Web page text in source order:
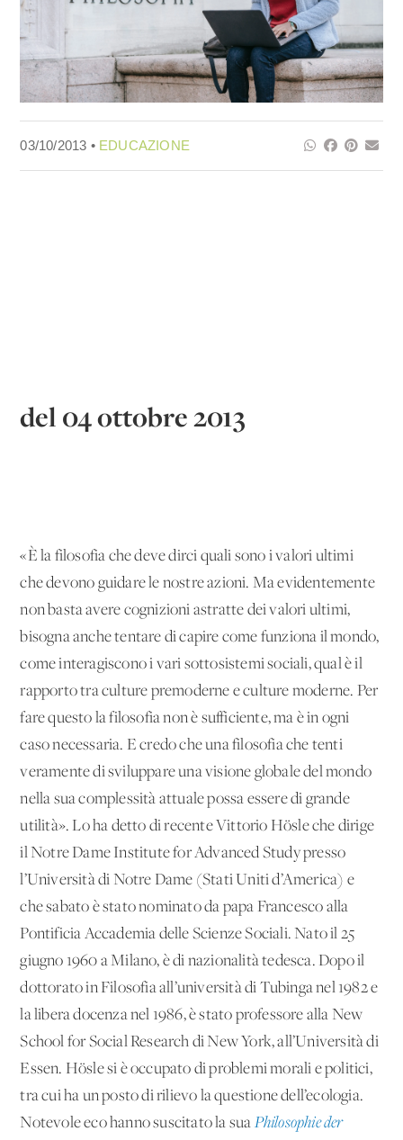
03/10/2013 • EDUCAZIONE
del 04 ottobre 2013
«È la filosofia che deve dirci quali sono i valori ultimi
che devono guidare le nostre azioni. Ma evidentemente
non basta avere cognizioni astratte dei valori ultimi,
bisogna anche tentare di capire come funziona il mondo,
come interagiscono i vari sottosistemi sociali, qual è il
rapporto tra culture premoderne e culture moderne. Per
fare questo la filosofia non è sufficiente, ma è in ogni
caso necessaria. E credo che una filosofia che tenti
veramente di sviluppare una visione globale del mondo
nella sua complessità attuale possa essere di grande
utilità». Lo ha detto di recente Vittorio Hösle che dirige
il Notre Dame Institute for Advanced Study presso
l’Università di Notre Dame (Stati Uniti d’America) e
che sabato è stato nominato da papa Francesco alla
Pontificia Accademia delle Scienze Sociali. Nato il 25
giugno 1960 a Milano, è di nazionalità tedesca. Dopo il
dottorato in Filosofia all’università di Tubinga nel 1982 e
la libera docenza nel 1986, è stato professore alla New
School for Social Research di New York, all’Università di
Essen. Hösle si è occupato di problemi morali e politici,
tra cui ha un posto di rilievo la questione dell’ecologia.
Notevole eco hanno suscitato la sua Philosophie der